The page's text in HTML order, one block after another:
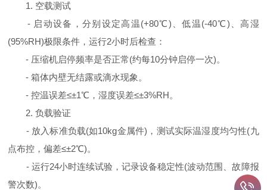
1. 空载测试
- 启动设备，分别设定高温(+80℃)、低温(-40℃)、高湿
(95%RH)极限条件，运行2小时后检查：
- 压缩机启停频率是否正常(约每10分钟启停一次)。
- 箱体内壁无结露或滴水现象。
- 控温误差≤±1℃，湿度误差≤±3%RH。
2. 负载验证
- 放入标准负载(如10kg金属件)，测试实际温湿度均匀性(九
点布控，偏差≤±2℃)。
- 运行24小时连续试验，记录设备稳定性(波动范围、故障报
警次数)。